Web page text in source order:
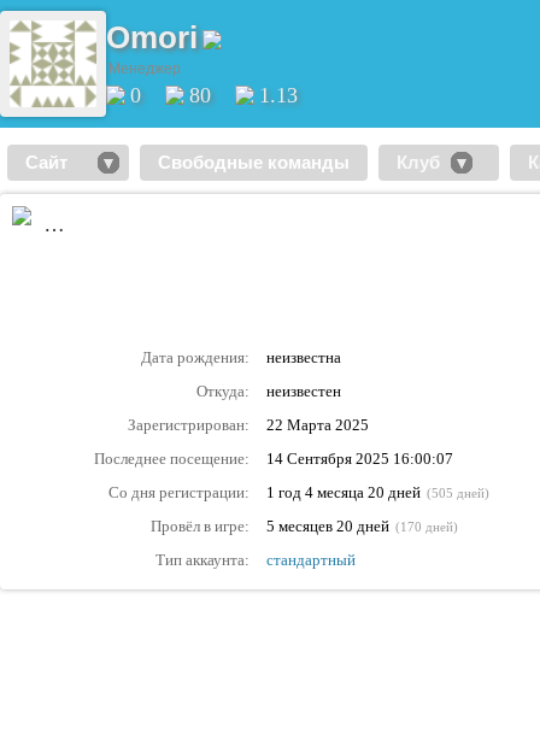
Omori
Менеджер
0 80 1.13
Сайт Свободные команды Клуб
…
Дата рождения:
неизвестна
Откуда:
неизвестен
Зарегистрирован:
22 Марта 2025
Последнее посещение:
14 Сентября 2025 16:00:07
Со дня регистрации:
1 год 4 месяца 20 дней (505 дней)
Провёл в игре: 5 месяцев 20 дней (170 дней)
Тип аккаунта: стандартный